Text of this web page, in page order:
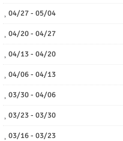
04/27 - 05/04
04/20 - 04/27
04/13 - 04/20
04/06 - 04/13
03/30 - 04/06
03/23 - 03/30
03/16 - 03/23